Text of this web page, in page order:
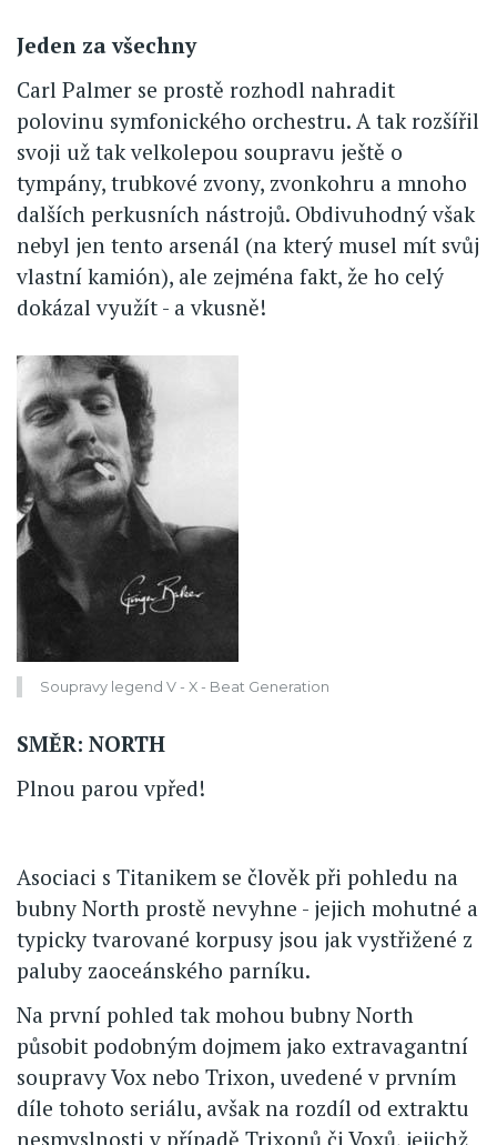
Jeden za všechny
Carl Palmer se prostě rozhodl nahradit
polovinu symfonického orchestru. A tak rozšířil
svoji už tak velkolepou soupravu ještě o
tympány, trubkové zvony, zvonkohru a mnoho
dalších perkusních nástrojů. Obdivuhodný však
nebyl jen tento arsenál (na který musel mít svůj
vlastní kamión), ale zejména fakt, že ho celý
dokázal využít - a vkusně!
Soupravy legend V - X - Beat Generation
SMĚR: NORTH
Plnou parou vpřed!
Asociaci s Titanikem se člověk při pohledu na
bubny North prostě nevyhne - jejich mohutné a
typicky tvarované korpusy jsou jak vystřižené z
paluby zaoceánského parníku.
Na první pohled tak mohou bubny North
působit podobným dojmem jako extravagantní
soupravy Vox nebo Trixon, uvedené v prvním
díle tohoto seriálu, avšak na rozdíl od extraktu
nesmyslnosti v případě Trixonů či Voxů, jejichž